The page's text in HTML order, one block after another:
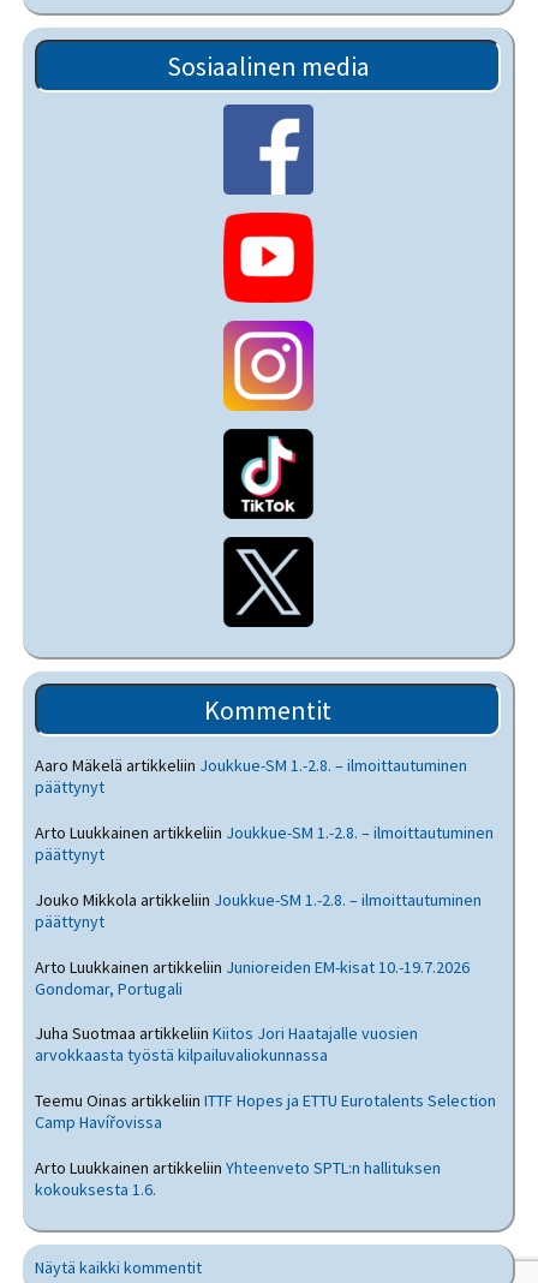
Sosiaalinen media
Kommentit
Aaro Mäkelä artikkeliin Joukkue-SM 1.-2.8. – ilmoittautuminen
päättynyt
Arto Luukkainen artikkeliin Joukkue-SM 1.-2.8. – ilmoittautuminen
päättynyt
Jouko Mikkola artikkeliin Joukkue-SM 1.-2.8. – ilmoittautuminen
päättynyt
Arto Luukkainen artikkeliin Junioreiden EM-kisat 10.-19.7.2026
Gondomar, Portugali
Juha Suotmaa artikkeliinKiitos Jori Haatajalle vuosien
arvokkaasta työstä kilpailuvaliokunnassa
Teemu Oinas artikkeliinITTF Hopes ja ETTU Eurotalents Selection
Camp Havířovissa
Arto Luukkainen artikkeliinYhteenveto SPTL:n hallituksen
kokouksesta 1.6.
Näytä kaikki kommentit